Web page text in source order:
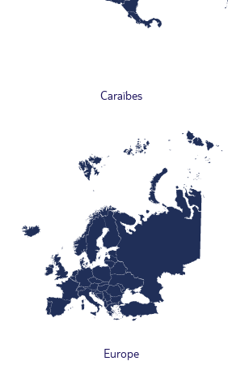
Caraïbes
Europe